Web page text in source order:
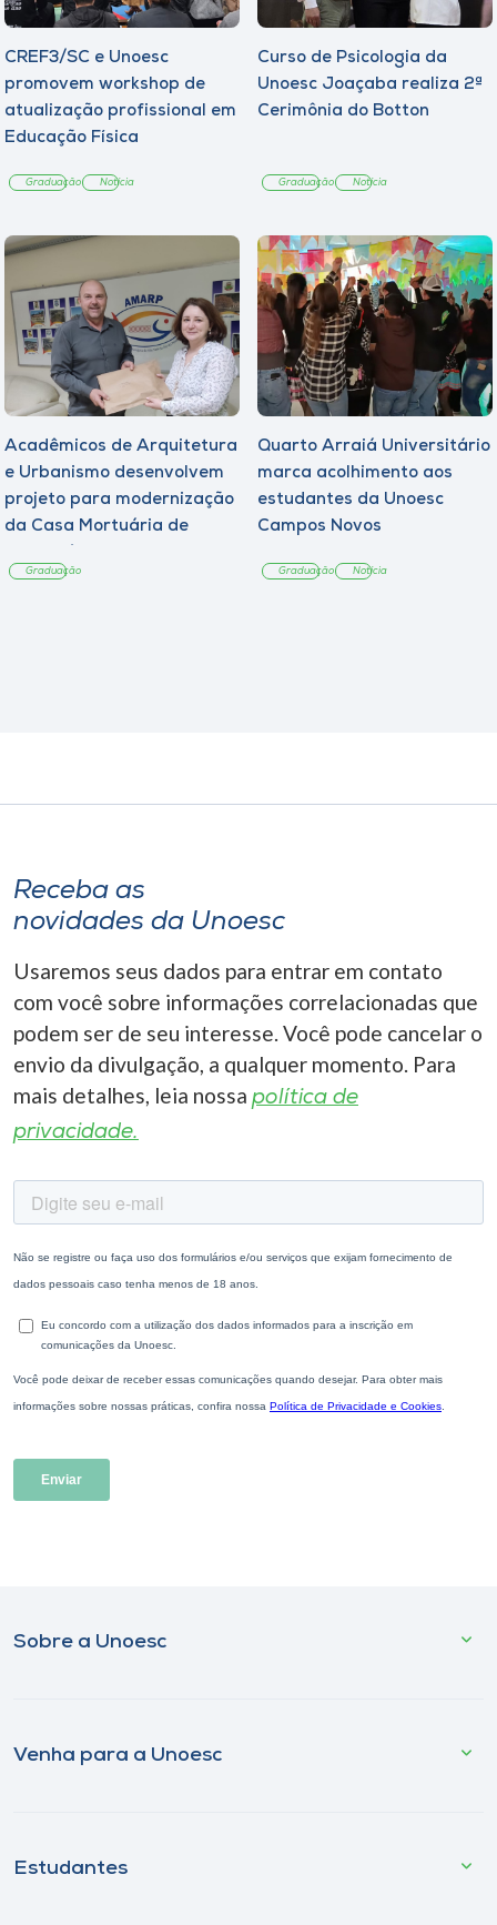
CREF3/SC e Unoesc
promovem workshop de
atualização profissional em
Educação Física
Graduação Notícia
Curso de Psicologia da
Unoesc Joaçaba realiza 2ª
Cerimônia do Botton
Graduação Notícia
Acadêmicos de Arquitetura
e Urbanismo desenvolvem
projeto para modernização
da Casa Mortuária de
Graduação
Quarto Arraiá Universitário
marca acolhimento aos
estudantes da Unoesc
Campos Novos
Graduação Notícia
Receba as
novidades da Unoesc
Usaremos seus dados para entrar em contato
com você sobre informações correlacionadas que
podem ser de seu interesse. Você pode cancelar o
envio da divulgação, a qualquer momento. Para
mais detalhes, leia nossa política de
privacidade.
Sobre a Unoesc
Venha para a Unoesc
Estudantes